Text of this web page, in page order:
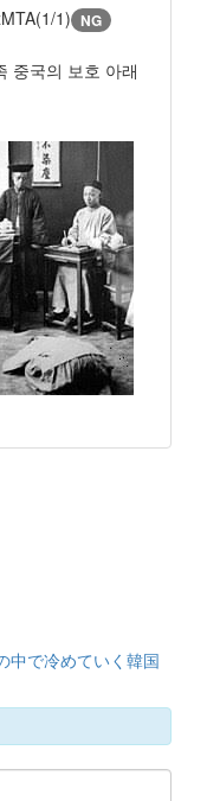
1) NG
중국의 보호 아래
中で冷めていく韓国